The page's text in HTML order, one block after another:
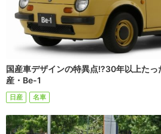
国産車デザインの特異点!?30年以上たっ
産・Be-1
日産 名車